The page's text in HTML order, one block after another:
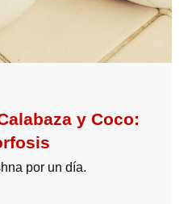
y Coco:
por un día.